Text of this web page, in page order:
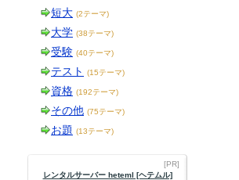
短大 (2テーマ)
大学 (38テーマ)
受験 (40テーマ)
テスト (15テーマ)
資格 (192テーマ)
その他 (75テーマ)
お題 (13テーマ)
[PR]
レンタルサーバー heteml [ヘテムル]